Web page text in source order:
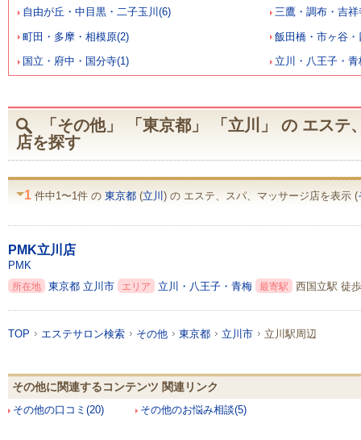
自由が丘・中目黒・二子玉川(6) 三鷹・調布・吉祥
町田・多摩・相模原(2) 飯田橋・市ヶ谷・
国立・府中・国分寺(1) 立川・八王子・青
「その他」 「東京都」 「立川」 の エステ
店を探す
1 件中1〜1件 の 東京都 (立川 ) の エステ、スパ、マッサージ店を表示 (
PMK立川店
PMK
所在地 東京都 立川市 エリア 立川・八王子・青梅 最寄駅 西国立駅 徒
TOP エステサロン検索 その他 東京都 立川市 立川駅周辺
その他に関連するコンテンツ 関連リンク
その他の口コミ(20) その他のお悩み相談(5)